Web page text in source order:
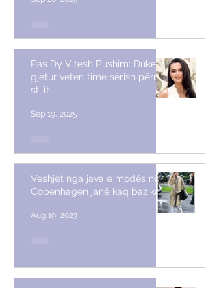
Pas Dy Vitesh Pushim: Duke
gjetur veten time sërish përmes
stilit
Sep 19, 2025
Veshjet nga java e modës në
Copenhagen janë kaq bazike
Aug 19, 2023